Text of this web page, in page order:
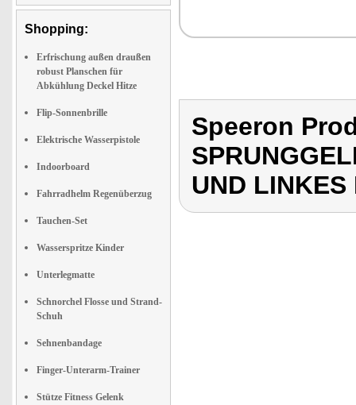
Shopping:
Erfrischung außen draußen
robust Planschen für
Abkühlung Deckel Hitze
Flip-Sonnenbrille
Elektrische Wasserpistole
Indoorboard
Fahrradhelm Regenüberzug
Tauchen-Set
Wasserspritze Kinder
Unterlegmatte
Schnorchel Flosse und Strand-
Schuh
Sehnenbandage
Finger-Unterarm-Trainer
Stütze Fitness Gelenk
Speeron
UND